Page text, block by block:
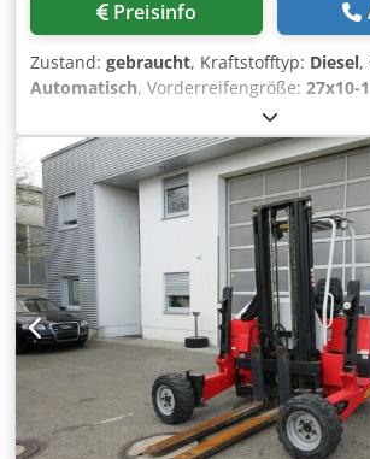
Preisinfo
Zustand: gebraucht, Kraftstofftyp: Diesel,
Automatisch, Vorderreifengröße: 27x10-
, Gesamtbreite:
Erstzulassung:11/2019, maximales
Reifengröße:27x10-12 / 8mm,